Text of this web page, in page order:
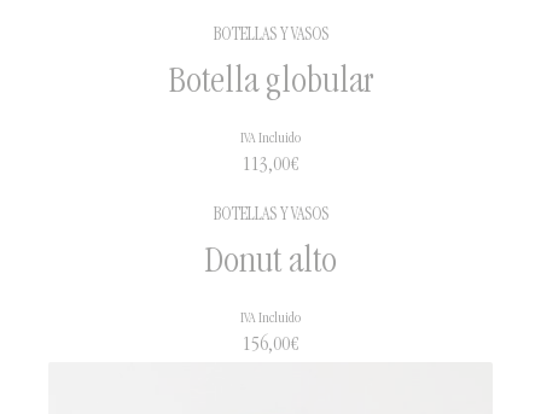
BOTELLAS Y VASOS
Botella globular
113,00€
IVA Incluido
BOTELLAS Y VASOS
Donut alto
156,00€
IVA Incluido